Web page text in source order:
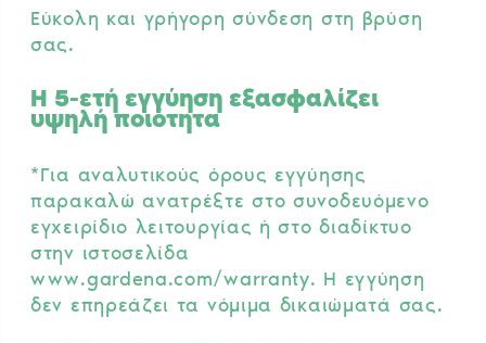
Εύκολη και γρήγορη σύνδεση στη βρύση
σας.
Η 5-ετή εγγύηση εξασφαλίζει
υψηλή ποιότητα
*Για αναλυτικούς όρους εγγύησης
παρακαλώ ανατρέξτε στο συνοδευόμενο
εγχειρίδιο λειτουργίας ή στο διαδίκτυο
στην ιστοσελίδα
www.gardena.com/warranty. Η εγγύηση
δεν επηρεάζει τα νόμιμα δικαιώματά σας.